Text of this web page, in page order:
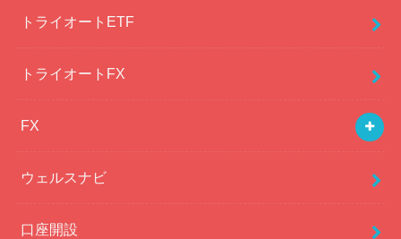
トライオートETF
トライオートFX
FX
ウェルスナビ
口座開設